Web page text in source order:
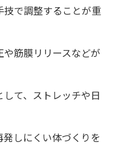
技で調整することが重
筋膜リリースなどが
て、ストレッチや日
しにくい体づくりを